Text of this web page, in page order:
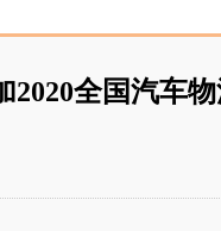
2020全国汽车